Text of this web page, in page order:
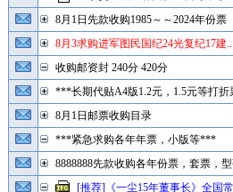
8月1日先款收购1985～～2024年份票
8月3求购进军图民国纪24光复纪17建
收购邮资封 240分 420分
***长期代贴A4版1.2元，1.5元等打
8月1日邮票收购目录
***紧急求购各年年票，小版等***
8888888先款收购各年份票，套票，型
[推荐]《一尘15年董事长》全国